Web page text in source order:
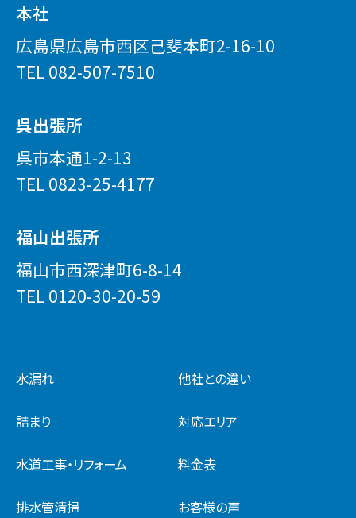
本社
広島県広島市西区己斐本町2-16-10
TEL 082-507-7510
呉出張所
呉市本通1-2-13
TEL 0823-25-4177
福山出張所
福山市西深津町6-8-14
TEL 0120-30-20-59
水漏れ
詰まり
水道工事・リフォーム
排水管清掃
他社との違い
対応エリア
料金表
お客様の声